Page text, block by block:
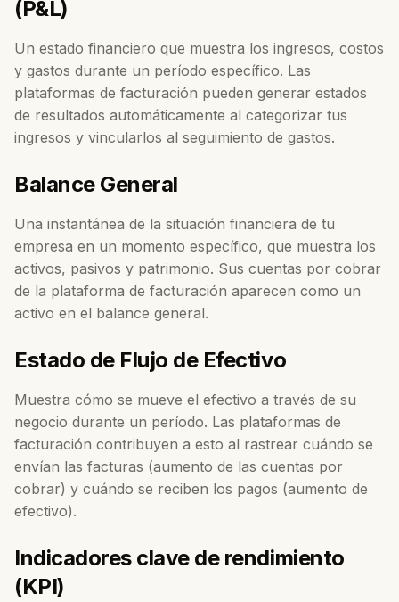
(P&L)
Un estado financiero que muestra los ingresos, costos
y gastos durante un período específico. Las
plataformas de facturación pueden generar estados
de resultados automáticamente al categorizar tus
ingresos y vincularlos al seguimiento de gastos.
Balance General
Una instantánea de la situación financiera de tu
empresa en un momento específico, que muestra los
activos, pasivos y patrimonio. Sus cuentas por cobrar
de la plataforma de facturación aparecen como un
activo en el balance general.
Estado de Flujo de Efectivo
Muestra cómo se mueve el efectivo a través de su
negocio durante un período. Las plataformas de
facturación contribuyen a esto al rastrear cuándo se
envían las facturas (aumento de las cuentas por
cobrar) y cuándo se reciben los pagos (aumento de
efectivo).
Indicadores clave de rendimiento
(KPI)